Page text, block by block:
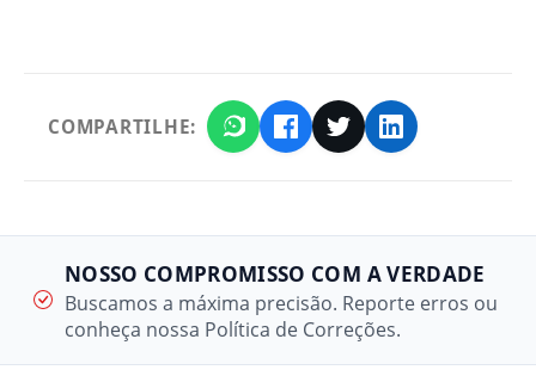
COMPARTILHE:
NOSSO COMPROMISSO COM A VERDADE
Buscamos a máxima precisão. Reporte erros ou
conheça nossa Política de Correções.